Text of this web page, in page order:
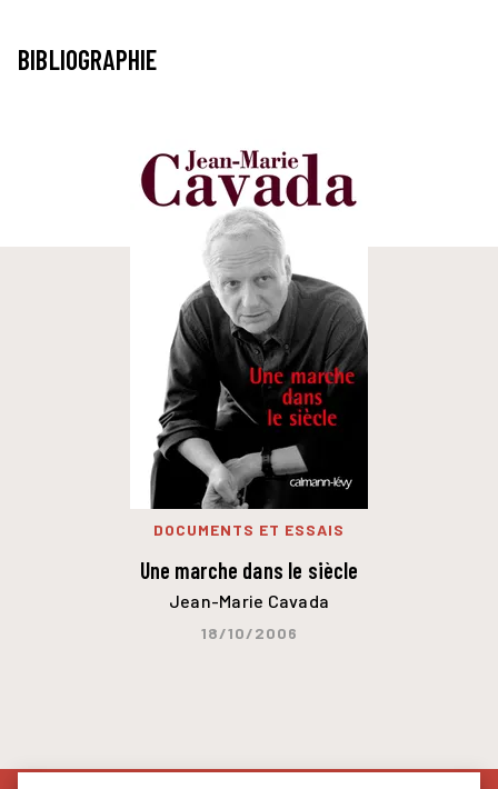
BIBLIOGRAPHIE
DOCUMENTS ET ESSAIS
Une marche dans le siècle
Jean-Marie Cavada
18/10/2006